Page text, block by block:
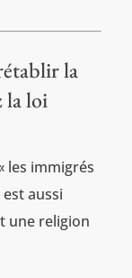
la
la loi
les immigrés
aussi
une religion